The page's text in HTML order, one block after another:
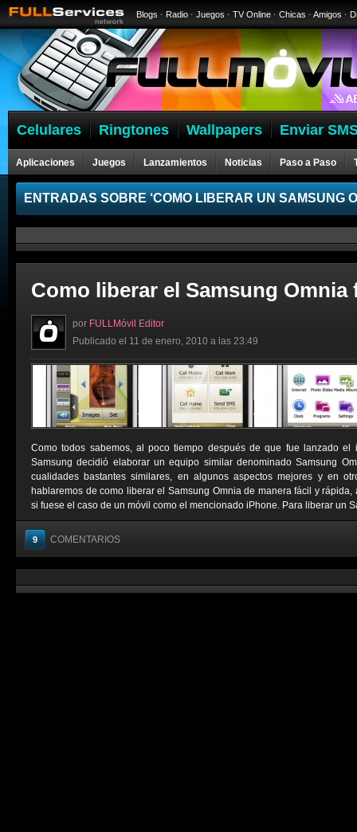
Blogs · Radio · Juegos · TV Online · Chicas · Amigos ·
Celulares Ringtones Wallpapers Enviar
Aplicaciones Juegos Lanzamientos Noticias Paso a Paso
ENTRADAS SOBRE ‘COMO LIBERAR UN SAMSUNG
Como liberar el Samsung
por FULLMóvil Editor
Publicado el 11 de enero, 2010 a las 23:49
Como todos sabemos, al poco tiempo después de que fue lanzado el
Samsung decidió elaborar un equipo similar denominado Samsung
cualidades bastantes similares, en algunos aspectos mejores y en
hablaremos de como liberar el Samsung Omnia de manera fácil y
si fuese el caso de un móvil como el mencionado iPhone. Para liberar un
9 COMENTARIOS